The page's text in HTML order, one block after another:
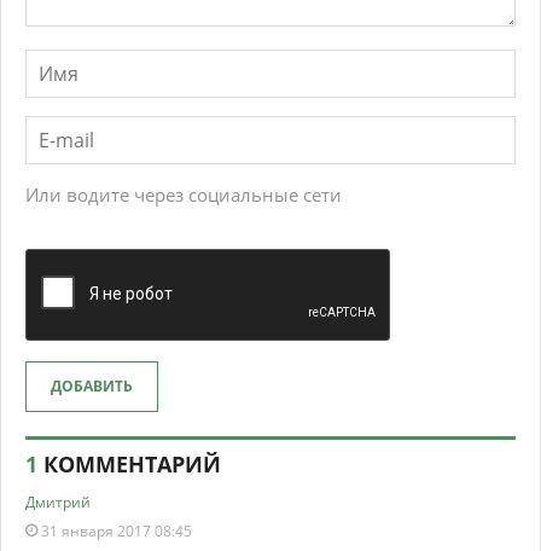
Или водите через социальные сети
ДОБАВИТЬ
1 КОММЕНТАРИЙ
Дмитрий
31 января 2017 08:45